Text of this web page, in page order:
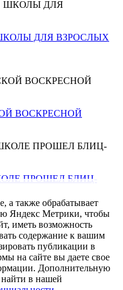
ДЛЯ ВЗРОСЛЫХ
ВОСКРЕСНОЙ
ПРОШЕЛ БЛИЦ-
а также обрабатывает
Яндекс Метрики, чтобы
иметь возможность
содержание к вашим
публикации в
на сайте вы даете свое
Дополнительную
в нашей